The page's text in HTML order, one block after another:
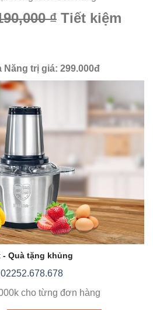
₫ Tiết kiệm
Năng trị giá: 299.000đ
- Quà tặng khủng
02252.678.678
cho từng đơn hàng